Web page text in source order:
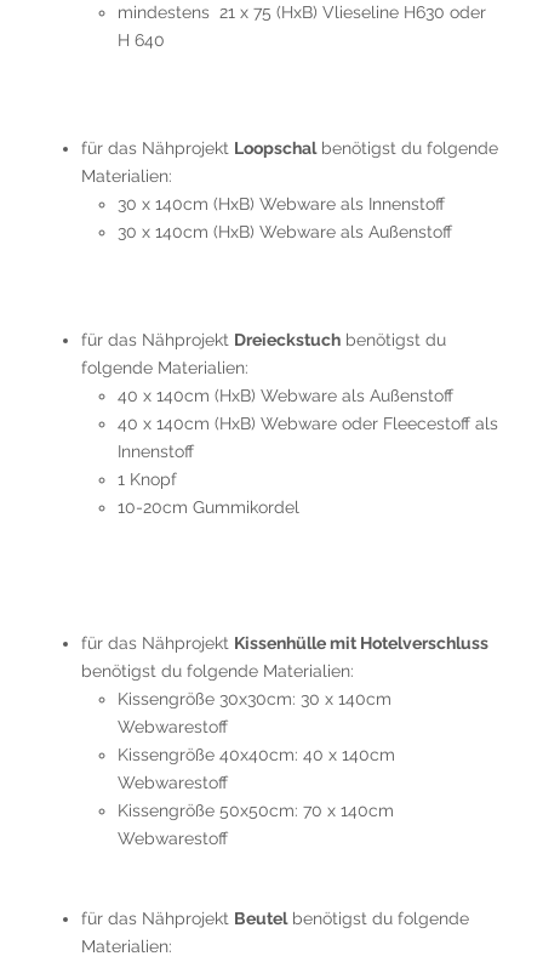
mindestens 21 x 75 (HxB) Vlieseline H630 oder
H 640
für das Nähprojekt Loopschalbenötigst du folgende
Materialien:
30 x 140cm (HxB) Webware als Innenstoff
30 x 140cm (HxB) Webware als Außenstoff
für das Nähprojekt Dreieckstuchbenötigst du
folgende Materialien:
40 x 140cm (HxB) Webware als Außenstoff
40 x 140cm (HxB) Webware oder Fleecestoff als
Innenstoff
1 Knopf
10-20cm Gummikordel
für das Nähprojekt Kissenhülle mit Hotelverschluss
benötigst du folgende Materialien:
Kissengröße 30x30cm: 30 x 140cm
Webwarestoff
Kissengröße 40x40cm: 40 x 140cm
Webwarestoff
Kissengröße 50x50cm: 70 x 140cm
Webwarestoff
für das Nähprojekt Beutelbenötigst du folgende
Materialien: